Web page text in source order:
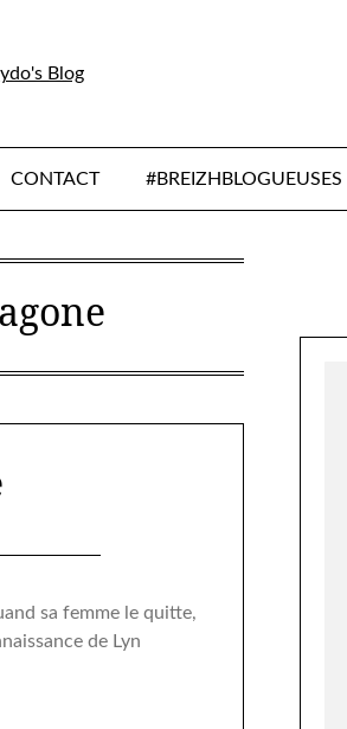
CONTACT #BREIZHBLOGUEUSES
sa femme le quitte,
de Lyn